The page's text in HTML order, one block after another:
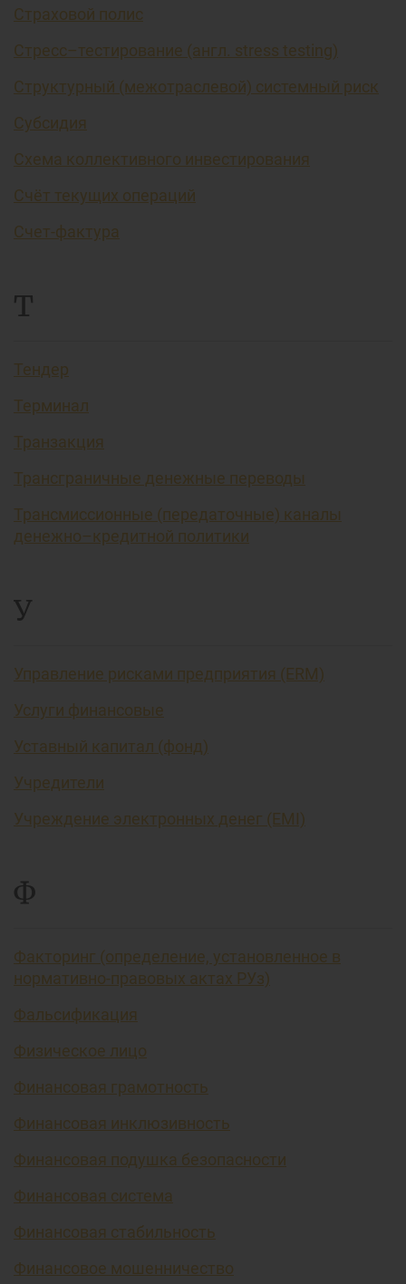
Страховой полис
Стресс–тестирование (англ. stress testing)
Структурный (межотраслевой) системный риск
Субсидия
Схема коллективного инвестирования
Счёт текущих операций
Счет-фактура
Т
Тендер
Терминал
Транзакция
Трансграничные денежные переводы
Трансмиссионные (передаточные) каналы
денежно–кредитной политики
У
Управление рисками предприятия (ERM)
Услуги финансовые
Уставный капитал (фонд)
Учредители
Учреждение электронных денег (EMI)
Ф
Факторинг (определение, установленное в
нормативно-правовых актах РУз)
Фальсификация
Физическое лицо
Финансовая грамотность
Финансовая инклюзивность
Финансовая подушка безопасности
Финансовая система
Финансовая стабильность
Финансовое мошенничество